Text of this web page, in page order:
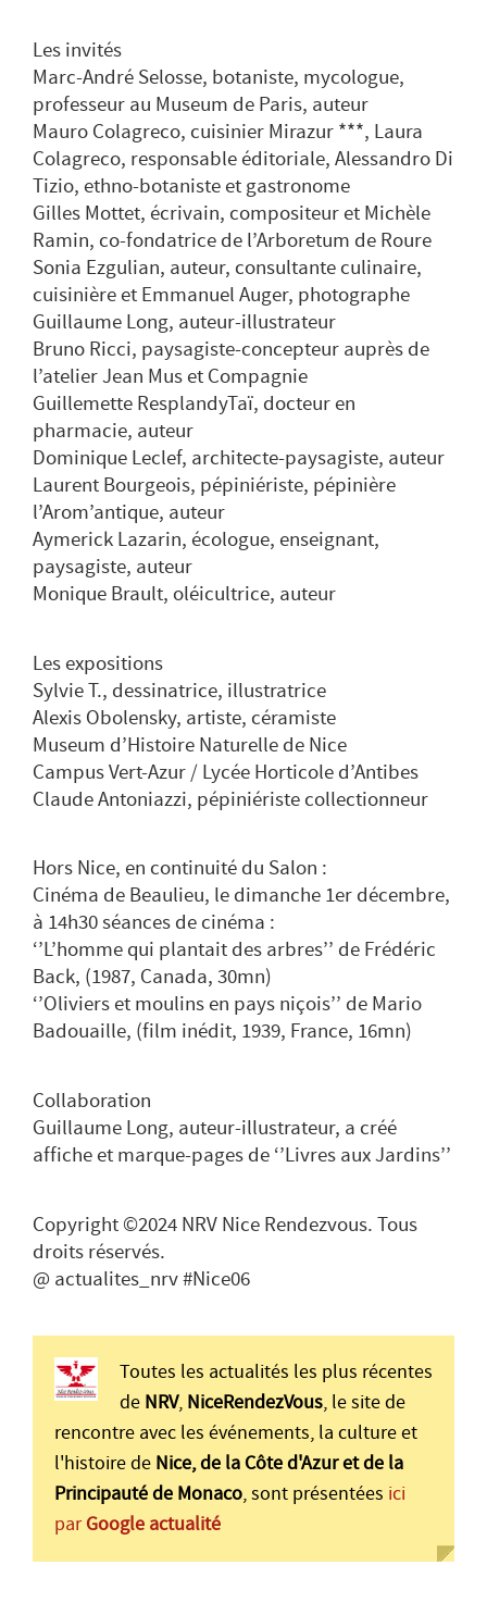
Les invités
Marc-André Selosse, botaniste, mycologue,
professeur au Museum de Paris, auteur
Mauro Colagreco, cuisinier Mirazur ***, Laura
Colagreco, responsable éditoriale, Alessandro Di
Tizio, ethno-botaniste et gastronome
Gilles Mottet, écrivain, compositeur et Michèle
Ramin, co-fondatrice de l’Arboretum de Roure
Sonia Ezgulian, auteur, consultante culinaire,
cuisinière et Emmanuel Auger, photographe
Guillaume Long, auteur-illustrateur
Bruno Ricci, paysagiste-concepteur auprès de
l’atelier Jean Mus et Compagnie
Guillemette ResplandyTaï, docteur en
pharmacie, auteur
Dominique Leclef, architecte-paysagiste, auteur
Laurent Bourgeois, pépiniériste, pépinière
l’Arom’antique, auteur
Aymerick Lazarin, écologue, enseignant,
paysagiste, auteur
Monique Brault, oléicultrice, auteur
Les expositions
Sylvie T., dessinatrice, illustratrice
Alexis Obolensky, artiste, céramiste
Museum d’Histoire Naturelle de Nice
Campus Vert-Azur / Lycée Horticole d’Antibes
Claude Antoniazzi, pépiniériste collectionneur
Hors Nice, en continuité du Salon :
Cinéma de Beaulieu, le dimanche 1er décembre,
à 14h30 séances de cinéma :
‘’L’homme qui plantait des arbres’’ de Frédéric
Back, (1987, Canada, 30mn)
‘’Oliviers et moulins en pays niçois’’ de Mario
Badouaille, (film inédit, 1939, France, 16mn)
Collaboration
Guillaume Long, auteur-illustrateur, a créé
affiche et marque-pages de ‘’Livres aux Jardins’’
Copyright ©2024 NRV Nice Rendezvous. Tous
droits réservés.
@ actualites_nrv #Nice06
Toutes les actualités les plus récentes
de NRV, NiceRendezVous, le site de
rencontre avec les événements, la culture et
l'histoire de Nice, de la Côte d'Azur et de la
Principauté de Monaco, sont présentées ici
par Google actualité